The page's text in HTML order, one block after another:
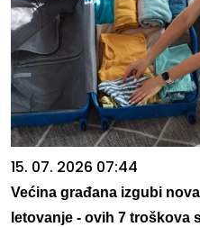
15. 07. 2026 07:44
Većina građana izgubi
letovanje - ovih 7 troškova